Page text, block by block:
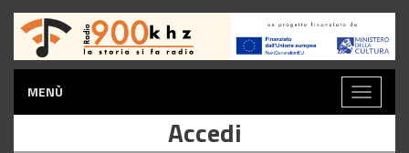
MENÙ
Toggle
Accedi